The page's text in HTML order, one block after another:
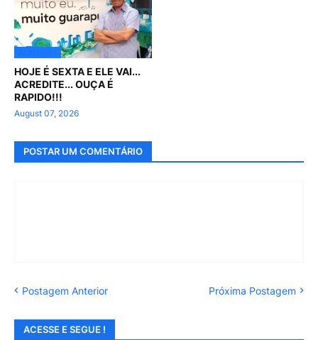
HOJE É SEXTA E ELE VAI...
ACREDITE... OUÇA É
RAPIDO!!!
August 07, 2026
POSTAR UM COMENTÁRIO
Postagem Anterior Próxima Postagem
ACESSE E SEGUE !